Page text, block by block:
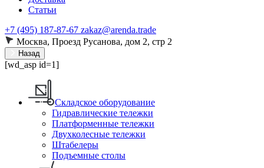
Статьи
+7 (495) 187-87-67 zakaz@arenda.trade
Москва, Проезд Русанова, дом 2, стр 2
Назад
[wd_asp id=1]
Складское оборудование
Гидравлические тележки
Платформенные тележки
Двухколесные тележки
Штабелеры
Подъемные столы